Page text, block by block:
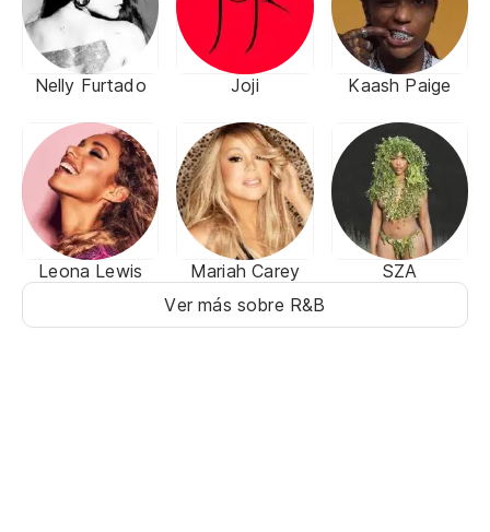
Nelly Furtado Joji Kaash Paige
Leona Lewis Mariah Carey
SZA
Ver más sobre R&B